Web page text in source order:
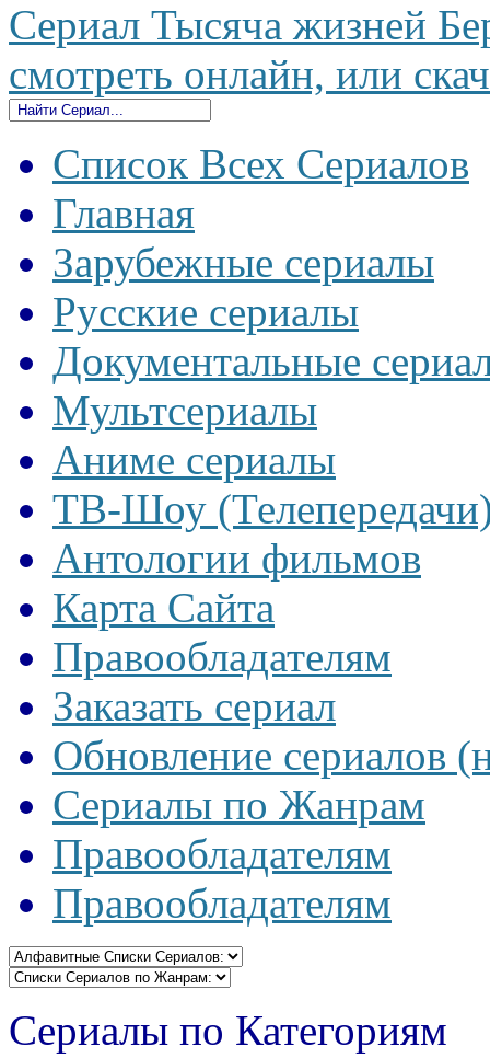
Сериал Тысяча жизней
смотреть онлайн, или
Список Всех Сериалов
Главная
Зарубежные сериалы
Русские сериалы
Документальные
Мультсериалы
Аниме сериалы
ТВ-Шоу
Антологии фильмов
Карта Сайта
Правообладателям
Заказать сериал
Обновление сериалов
Сериалы по Жанрам
Правообладателям
Правообладателям
Сериалы по Категориям